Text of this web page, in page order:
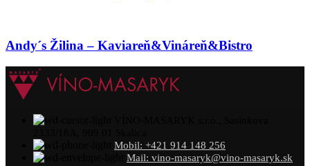
Andy´s Žilina – Kaviareň&Vináreň&Bistro
Mobil: +421 914 148 256
Mail: vino-masaryk@vino-masaryk.sk